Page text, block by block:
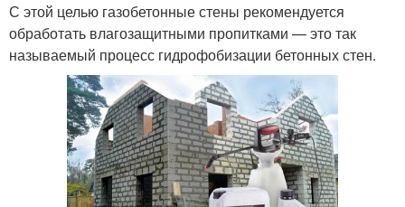
С этой целью газобетонные стены рекомендуется
обработать влагозащитными пропитками — это так
называемый процесс гидрофобизации бетонных стен.